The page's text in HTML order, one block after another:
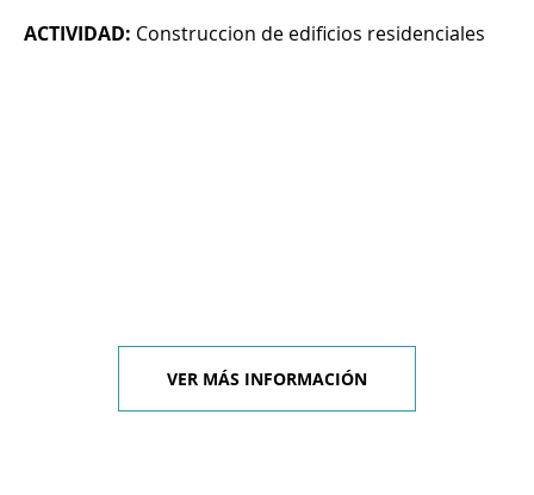
ACTIVIDAD: Construccion de edificios residenciales
VER MÁS INFORMACIÓN